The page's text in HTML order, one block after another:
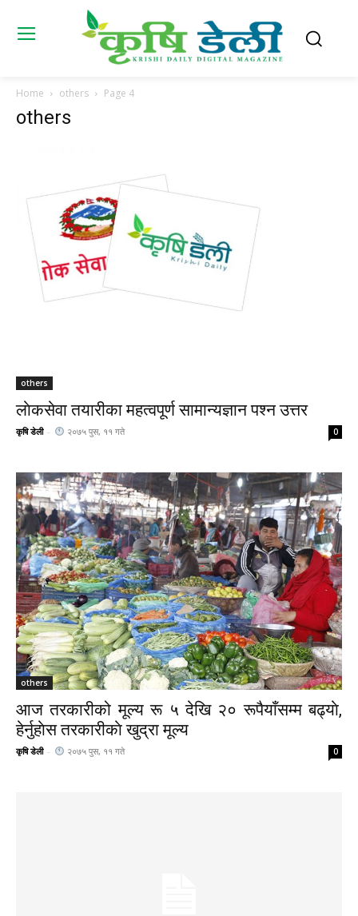
Home others Page 4
others
others
लाेकसेवा तयारीका महत्वपूर्ण सामान्यज्ञान पश्न उत्तर
कृषि डेली - २०७५ पुस, ११ गते 0
others
आज तरकारीको मूल्य रू ५ देखि २० रूपैयाँसम्म बढ्याे,
हेर्नुहाेस तरकारीकाे खुद्रा मूल्य
कृषि डेली - २०७५ पुस, ११ गते 0